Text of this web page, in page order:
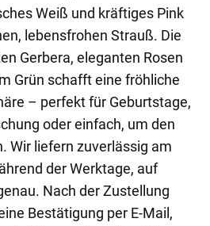
Weiß und kräftiges Pink
lebensfrohen Strauß. Die
Gerbera, eleganten Rosen
Grün schafft eine fröhliche
– perfekt für Geburtstage,
oder einfach, um den
Wir liefern zuverlässig am
der Werktage, auf
Nach der Zustellung
Bestätigung per E-Mail,